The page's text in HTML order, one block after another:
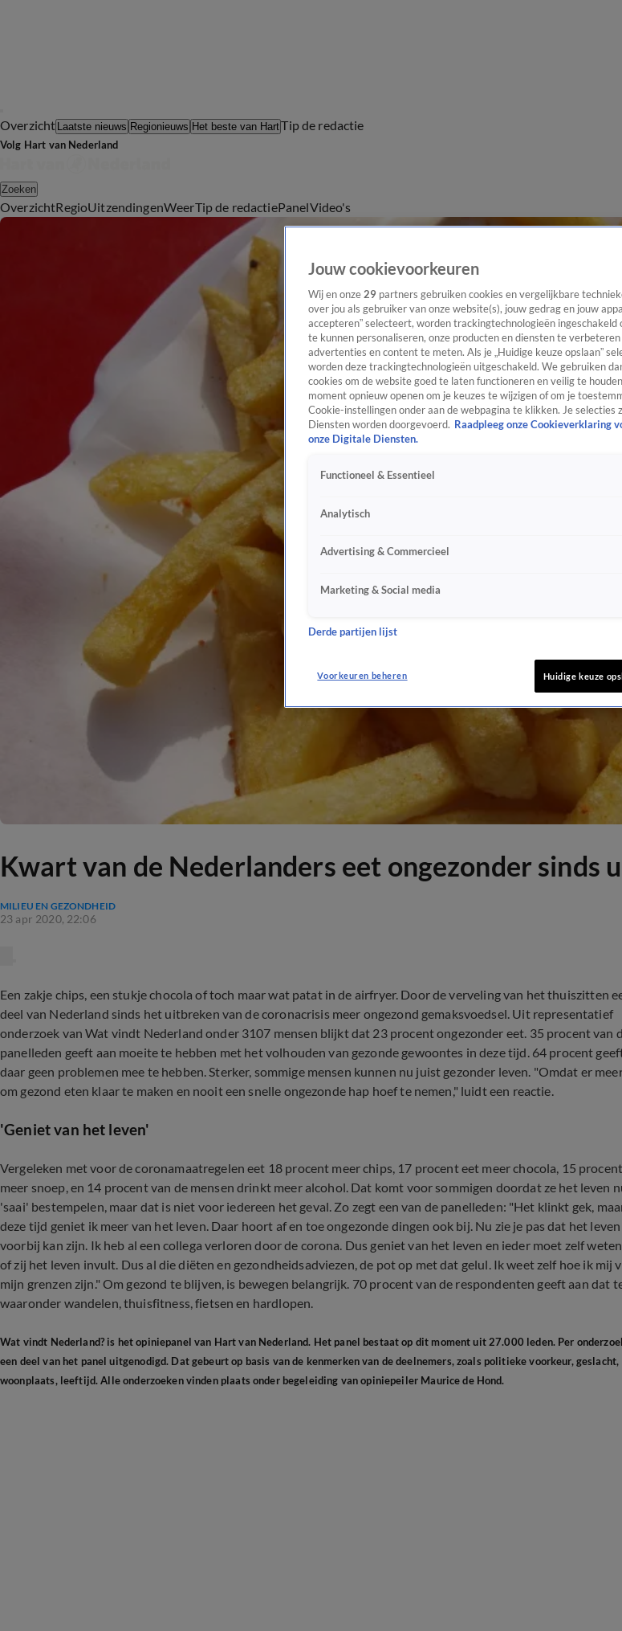
Overzicht Laatste nieuws Regionieuws Het beste van HartTip de redactie
Volg Hart van Nederland
Zoeken
OverzichtRegioUitzendingenWeerTip de redactiePanelVideo's
Kwart van de Nederlanders eet ongezonder sinds
MILIEU EN GEZONDHEID
23 apr 2020, 22:06
Een zakje chips, een stukje chocola of toch maar wat patat in de airfryer. Door de verveling van het thuiszitten
deel van Nederland sinds het uitbreken van de coronacrisis meer ongezond gemaksvoedsel. Uit representatief
onderzoek van Wat vindt Nederland onder 3107 mensen blijkt dat 23 procent ongezonder eet. 35 procent van
panelleden geeft aan moeite te hebben met het volhouden van gezonde gewoontes in deze tijd. 64 procent
daar geen problemen mee te hebben. Sterker, sommige mensen kunnen nu juist gezonder leven. "Omdat er
om gezond eten klaar te maken en nooit een snelle ongezonde hap hoef te nemen," luidt een reactie.
'Geniet van het leven'
Vergeleken met voor de coronamaatregelen eet 18 procent meer chips, 17 procent eet meer chocola, 15
meer snoep, en 14 procent van de mensen drinkt meer alcohol. Dat komt voor sommigen doordat ze het leven
'saai' bestempelen, maar dat is niet voor iedereen het geval. Zo zegt een van de panelleden: "Het klinkt gek,
deze tijd geniet ik meer van het leven. Daar hoort af en toe ongezonde dingen ook bij. Nu zie je pas dat het leven
voorbij kan zijn. Ik heb al een collega verloren door de corona. Dus geniet van het leven en ieder moet zelf
of zij het leven invult. Dus al die diëten en gezondheidsadviezen, de pot op met dat gelul. Ik weet zelf hoe ik mij
mijn grenzen zijn." Om gezond te blijven, is bewegen belangrijk. 70 procent van de respondenten geeft aan dat
waaronder wandelen, thuisfitness, fietsen en hardlopen.
Wat vindt Nederland? is het opiniepanel van Hart van Nederland. Het panel bestaat op dit moment uit 27.000 leden. Per
een deel van het panel uitgenodigd. Dat gebeurt op basis van de kenmerken van de deelnemers, zoals politieke voorkeur, geslacht,
woonplaats, leeftijd. Alle onderzoeken vinden plaats onder begeleiding van opiniepeiler Maurice de Hond.
Jouw cookievoorkeuren
Wij en onze 29 partners gebruiken cookies en vergelijkbare
over jou als gebruiker van onze website(s), jouw gedrag en jouw
accepteren” selecteert, worden trackingtechnologieën
te kunnen personaliseren, onze producten en diensten te
advertenties en content te meten. Als je „Huidige keuze opslaan”
worden deze trackingtechnologieën uitgeschakeld. We gebruiken
cookies om de website goed te laten functioneren en veilig te
moment opnieuw openen om je keuzes te wijzigen of om je
Cookie-instellingen onder aan de webpagina te klikken. Je selecties
Diensten worden doorgevoerd. Raadpleeg onze Cookieverklaring
onze Digitale Diensten.
Functioneel & Essentieel
Analytisch
Advertising & Commercieel
Marketing & Social media
Derde partijen lijst
Voorkeuren beheren Huidige keuze